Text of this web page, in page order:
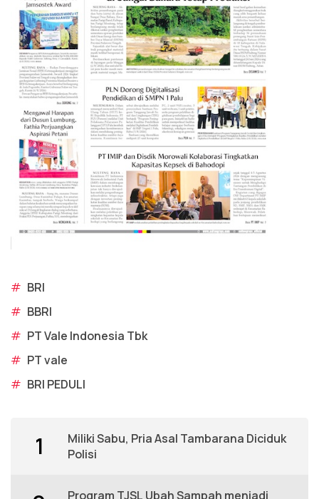
# BRI
# BBRI
# PT Vale Indonesia Tbk
# PT vale
# BRI PEDULI
1
Miliki Sabu, Pria Asal Tambarana Diciduk
Polisi
Program TJSL Ubah Sampah menjadi